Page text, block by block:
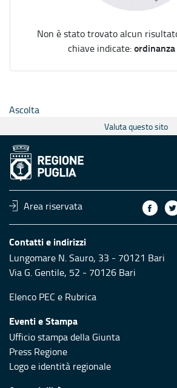
Non è stato trovato alcun
chiave indicate:
Ascolta
Valuta questo sito
Area riservata
Contatti e indirizzi
Lungomare N. Sauro, 33 - 70121 Bari
Via G. Gentile, 52 - 70126 Bari
Elenco PEC e Rubrica
Eventi e Stampa
Ufficio stampa della Giunta
Press Regione
Logo e identità regionale